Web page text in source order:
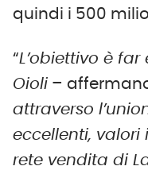
quindi i 500
“L’obiettivo è
Oioli –
attraverso
eccellenti, valori
rete vendita di